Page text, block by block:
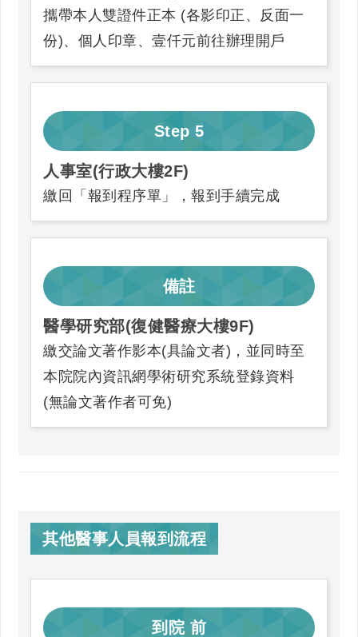
攜帶本人雙證件正本 (各影印正、反面一
份)、個人印章、壹仟元前往辦理開戶
Step 5
人事室(行政大樓2F)
繳回「報到程序單」，報到手續完成
備註
醫學研究部(復健醫療大樓9F)
繳交論文著作影本(具論文者)，並同時至
本院院內資訊網學術研究系統登錄資料
(無論文著作者可免)
其他醫事人員報到流程
到院前